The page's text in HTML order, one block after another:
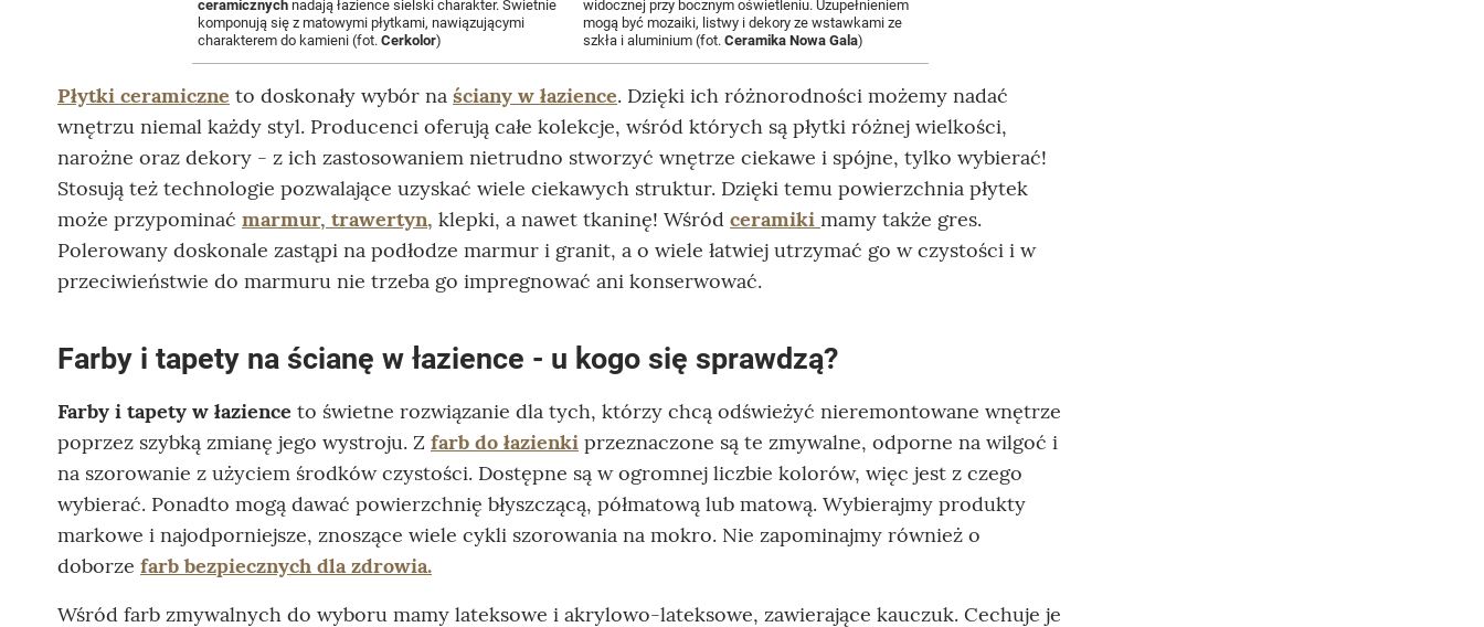
ceramicznychnadają łazience sielski charakter. Świetnie
komponują się z matowymi płytkami, nawiązującymi
charakterem do kamieni (fot. Cerkolor)
widocznej przy bocznym oświetleniu. Uzupełnieniem
mogą być mozaiki, listwy i dekory ze wstawkami ze
szkła i aluminium (fot. Ceramika Nowa Gala)
Płytki ceramiczne to doskonały wybór na ściany w łazience. Dzięki ich różnorodności możemy nadać
wnętrzu niemal każdy styl. Producenci oferują całe kolekcje, wśród których są płytki różnej wielkości,
narożne oraz dekory - z ich zastosowaniem nietrudno stworzyć wnętrze ciekawe i spójne, tylko wybierać!
Stosują też technologie pozwalające uzyskać wiele ciekawych struktur. Dzięki temu powierzchnia płytek
może przypominać marmur, trawertyn, klepki, a nawet tkaninę! Wśród ceramiki mamy także gres.
Polerowany doskonale zastąpi na podłodze marmur i granit, a o wiele łatwiej utrzymać go w czystości i w
przeciwieństwie do marmuru nie trzeba go impregnować ani konserwować.
Farby i tapety na ścianę w łazience - u kogo się sprawdzą?
Farby i tapety w łazience to świetne rozwiązanie dla tych, którzy chcą odświeżyć nieremontowane wnętrze
poprzez szybką zmianę jego wystroju. Z farb do łazienki przeznaczone są te zmywalne, odporne na wilgoć i
na szorowanie z użyciem środków czystości. Dostępne są w ogromnej liczbie kolorów, więc jest z czego
wybierać. Ponadto mogą dawać powierzchnię błyszczącą, półmatową lub matową. Wybierajmy produkty
markowe i najodporniejsze, znoszące wiele cykli szorowania na mokro. Nie zapominajmy również o
doborze farb bezpiecznych dla zdrowia.
Wśród farb zmywalnych do wyboru mamy lateksowe i akrylowo-lateksowe, zawierające kauczuk. Cechuje je